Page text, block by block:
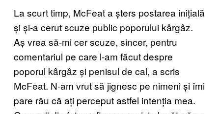
La scurt timp, McFeat a șters postarea inițială
și și-a cerut scuze public poporului kârgâz.
Aș vrea să-mi cer scuze, sincer, pentru
comentariul pe care l-am făcut despre
poporul kârgâz și penisul de cal, a scris
McFeat. N-am vrut să jignesc pe nimeni și îmi
pare rău că ați perceput astfel intenția mea.